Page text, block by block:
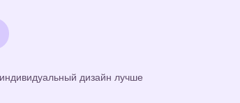
дизайн лучше